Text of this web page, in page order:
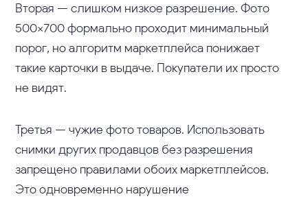
Вторая — слишком низкое разрешение. Фото
500×700 формально проходит минимальный
порог, но алгоритм маркетплейса понижает
такие карточки в выдаче. Покупатели их просто
не видят.
Третья — чужие фото товаров. Использовать
снимки других продавцов без разрешения
запрещено правилами обоих маркетплейсов.
Это одновременно нарушение